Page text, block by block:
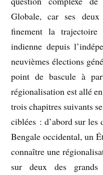
Globale, car ses deux
finement la
indienne depuis
neuvièmes élections
point de bascule à
régionalisation est allé
trois chapitres suivants
ciblées : d’abord sur
Bengale occidental, un
connaître une
sur deux des